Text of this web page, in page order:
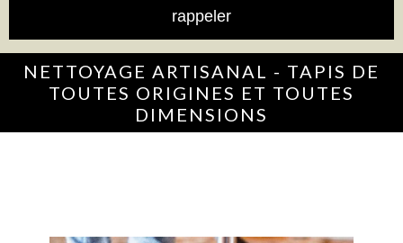
NETTOYAGE ARTISANAL - TAPIS DE
TOUTES ORIGINES ET TOUTES
DIMENSIONS